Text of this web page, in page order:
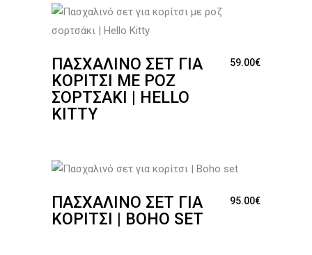
ΠΑΣΧΑΛΙΝΌ ΣΕΤ ΓΙΑ
ΚΟΡΊΤΣΙ ΜΕ ΡΟΖ
ΣΟΡΤΣΆΚΙ | HELLO
KITTY
59.00€
ΠΑΣΧΑΛΙΝΌ ΣΕΤ ΓΙΑ
ΚΟΡΊΤΣΙ | BOHO SET
95.00€